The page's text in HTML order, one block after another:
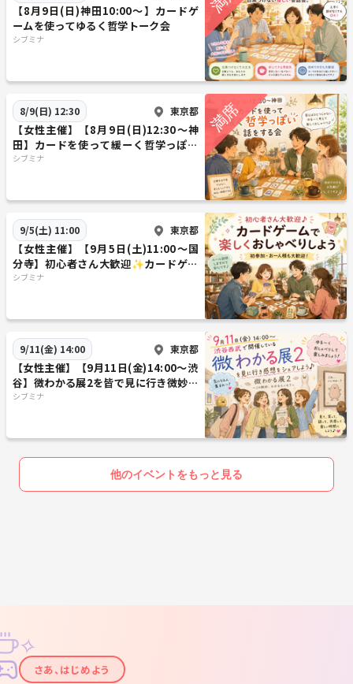
【8月9日(日)神田10:00～】カードゲ
ームを使ってゆるく哲学トーク会
シブミナ
8/9(日) 12:30 東京都
【女性主催】【8月9日(日)12:30～神
田】カードを使って緩ーく哲学っぽい
事を話す会
シブミナ
9/5(土) 11:00 東京都
【女性主催】【9月5日(土)11:00～国
分寺】初心者さん大歓迎✨カードゲー
ムで楽しくおしゃべりしよう😊
シブミナ
9/11(金) 14:00 東京都
【女性主催】【9月11日(金)14:00～渋
谷】微わかる展2を皆で見に行き微妙さ
を共有しよう
シブミナ
他のイベントをもっと見る
✦
✧
さあ、はじめよう